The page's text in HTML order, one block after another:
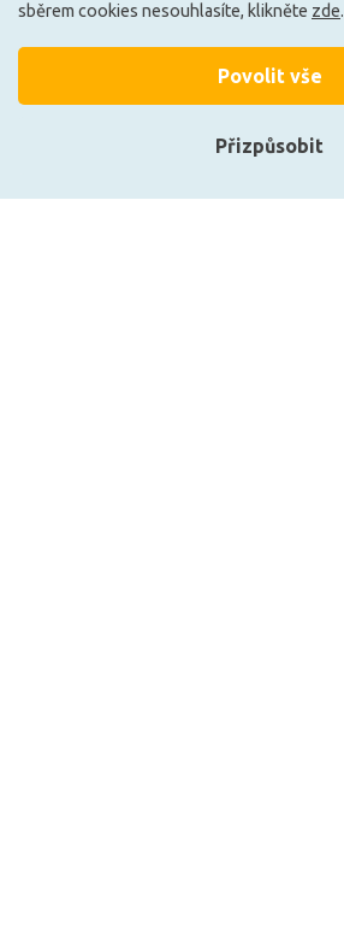
sběrem cookies nesouhlasíte, klikněte zde.
Přizpůsobit
Povolit vše